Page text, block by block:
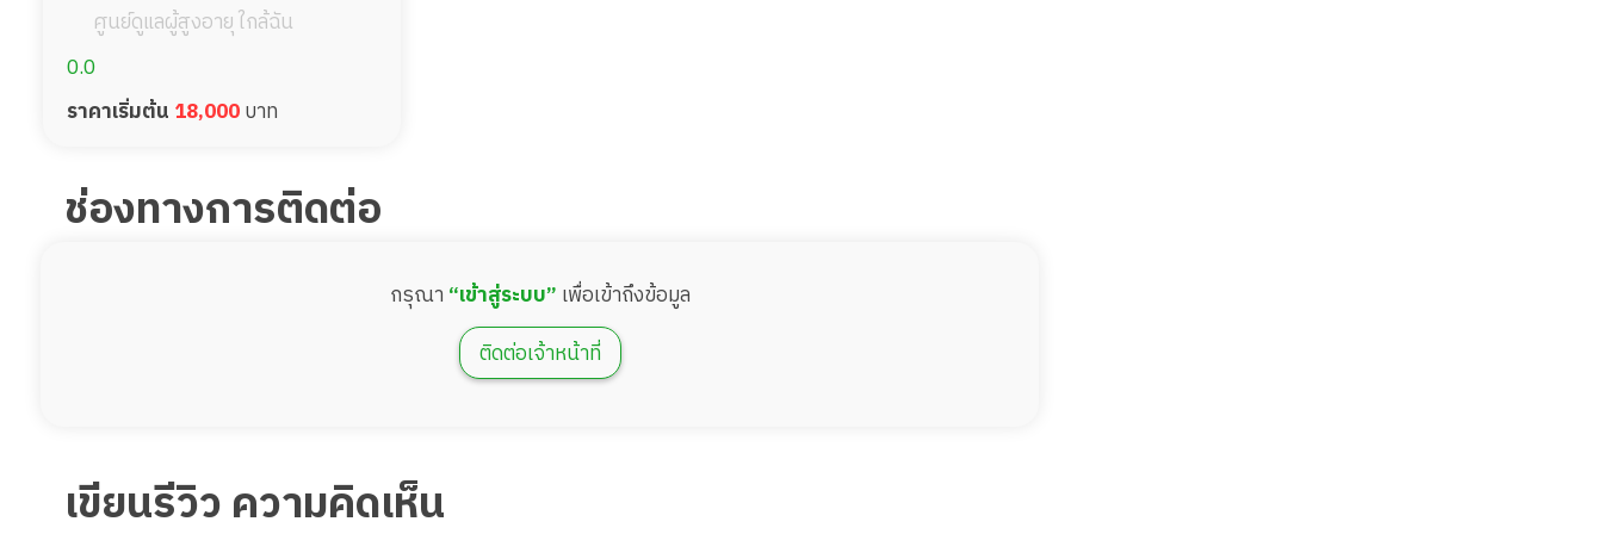
ศูนย์ดูแลผู้สูงอายุ ใกล้ฉัน
0.0
ราคาเริ่มต้น 18,000บาท
ช่องทางการติดต่อ
กรุณา “เข้าสู่ระบบ” เพื่อเข้าถึงข้อมูล
ติดต่อเจ้าหน้าที่
เขียนรีวิว ความคิดเห็น